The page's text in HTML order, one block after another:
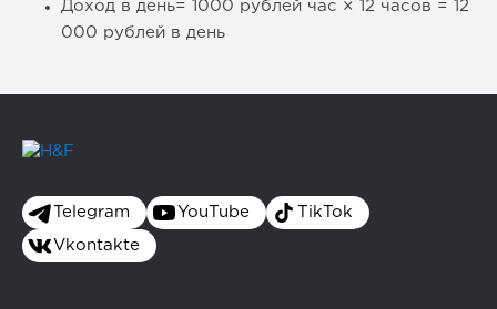
Доход в день= 1000 рублей час × 12 часов = 12
000 рублей в день
Telegram YouTube TikTok
Vkontakte